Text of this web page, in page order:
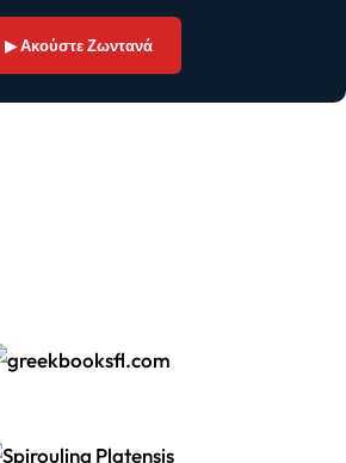
▶ Ακούστε Ζωντανά